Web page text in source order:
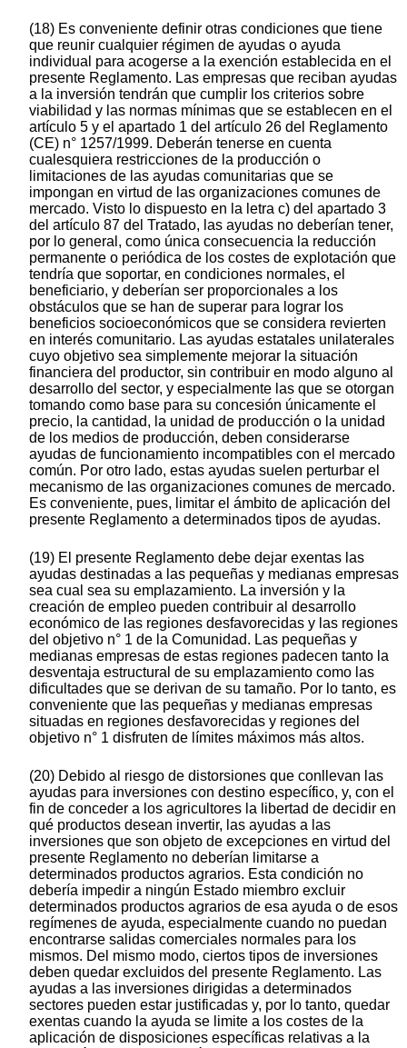
(18) Es conveniente definir otras condiciones que tiene
que reunir cualquier régimen de ayudas o ayuda
individual para acogerse a la exención establecida en el
presente Reglamento. Las empresas que reciban ayudas
a la inversión tendrán que cumplir los criterios sobre
viabilidad y las normas mínimas que se establecen en el
artículo 5 y el apartado 1 del artículo 26 del Reglamento
(CE) n° 1257/1999. Deberán tenerse en cuenta
cualesquiera restricciones de la producción o
limitaciones de las ayudas comunitarias que se
impongan en virtud de las organizaciones comunes de
mercado. Visto lo dispuesto en la letra c) del apartado 3
del artículo 87 del Tratado, las ayudas no deberían tener,
por lo general, como única consecuencia la reducción
permanente o periódica de los costes de explotación que
tendría que soportar, en condiciones normales, el
beneficiario, y deberían ser proporcionales a los
obstáculos que se han de superar para lograr los
beneficios socioeconómicos que se considera revierten
en interés comunitario. Las ayudas estatales unilaterales
cuyo objetivo sea simplemente mejorar la situación
financiera del productor, sin contribuir en modo alguno al
desarrollo del sector, y especialmente las que se otorgan
tomando como base para su concesión únicamente el
precio, la cantidad, la unidad de producción o la unidad
de los medios de producción, deben considerarse
ayudas de funcionamiento incompatibles con el mercado
común. Por otro lado, estas ayudas suelen perturbar el
mecanismo de las organizaciones comunes de mercado.
Es conveniente, pues, limitar el ámbito de aplicación del
presente Reglamento a determinados tipos de ayudas.
(19) El presente Reglamento debe dejar exentas las
ayudas destinadas a las pequeñas y medianas empresas
sea cual sea su emplazamiento. La inversión y la
creación de empleo pueden contribuir al desarrollo
económico de las regiones desfavorecidas y las regiones
del objetivo n° 1 de la Comunidad. Las pequeñas y
medianas empresas de estas regiones padecen tanto la
desventaja estructural de su emplazamiento como las
dificultades que se derivan de su tamaño. Por lo tanto, es
conveniente que las pequeñas y medianas empresas
situadas en regiones desfavorecidas y regiones del
objetivo n° 1 disfruten de límites máximos más altos.
(20) Debido al riesgo de distorsiones que conllevan las
ayudas para inversiones con destino específico, y, con el
fin de conceder a los agricultores la libertad de decidir en
qué productos desean invertir, las ayudas a las
inversiones que son objeto de excepciones en virtud del
presente Reglamento no deberían limitarse a
determinados productos agrarios. Esta condición no
debería impedir a ningún Estado miembro excluir
determinados productos agrarios de esa ayuda o de esos
regímenes de ayuda, especialmente cuando no puedan
encontrarse salidas comerciales normales para los
mismos. Del mismo modo, ciertos tipos de inversiones
deben quedar excluidos del presente Reglamento. Las
ayudas a las inversiones dirigidas a determinados
sectores pueden estar justificadas y, por lo tanto, quedar
exentas cuando la ayuda se limite a los costes de la
aplicación de disposiciones específicas relativas a la